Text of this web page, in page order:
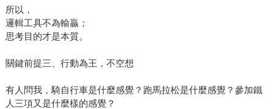
所以，
邏輯工具不為輸贏；
思考目的才是本質。
關鍵前提三、行動為王，不空想
有人問我，騎自行車是什麼感覺？跑馬拉松是什麼感覺？參加鐵
人三項又是什麼樣的感覺？